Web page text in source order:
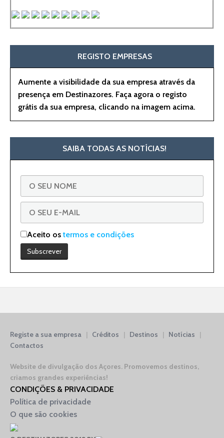
REGISTO EMPRESAS
Aumente a visibilidade da sua empresa através da
presença em Destinazores. Faça agora o registo
grátis da sua empresa, clicando na imagem acima.
SAIBA TODAS AS NOTÍCIAS!
Aceito ostermos e condições
Registe a sua empresa | Créditos | Destinos | Notícias |
Contactos
Website de divulgação dos Açores. Promovemos destinos,
criamos grandes experiências!
CONDIÇÕES & PRIVACIDADE
Política de privacidade
O que são cookies